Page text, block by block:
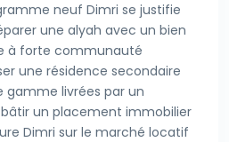
neuf Dimri se justifie
une alyah avec un bien
à forte communauté
une résidence secondaire
livrées par un
un placement immobilier
Dimri sur le marché locatif